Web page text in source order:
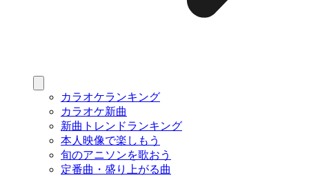
カラオケランキング
カラオケ新曲
新曲トレンドランキング
本人映像で楽しもう
旬のアニソンを歌おう
定番曲・盛り上がる曲